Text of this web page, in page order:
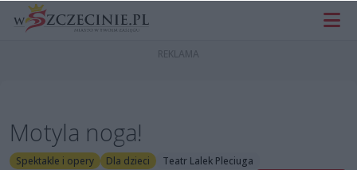
Motyla noga!
Spektakle i opery Dla dzieci
Teatr Lalek Pleciuga